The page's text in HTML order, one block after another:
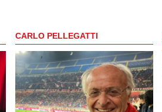
CARLO PELLEGATTI